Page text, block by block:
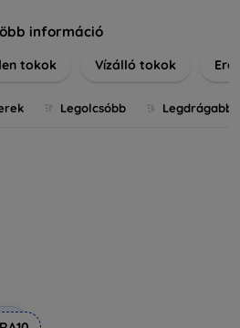
a stílusához leginkább illő
a tökéletes tokkal!
információ
tokok Vízálló tokok
Legolcsóbb Legdrágabb